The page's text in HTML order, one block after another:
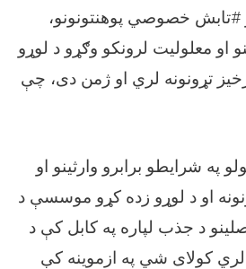
#تابش خصوصي پوهنتونونو،
معلولیت لرونکو وګړو د لوړو
تړونونه لري او ژمن دی، چې
په شرایطو برابرو وارثینو او
او د لوړو زده کړو موسسې د
د جذب لپاره په کابل کې د
لري کولای شي په ازموینه کې